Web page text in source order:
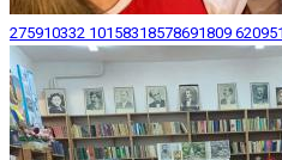
275910332 10158318578691809